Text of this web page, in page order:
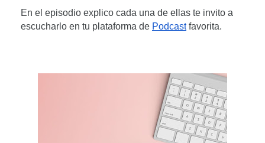
En el episodio explico cada una de ellas te invito a
escucharlo en tu plataforma de Podcast favorita.